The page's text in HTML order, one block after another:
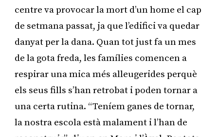
centre va provocar la mort d’un home el cap
de setmana passat, ja que l’edifici va quedar
danyat per la dana. Quan tot just fa un mes
de la gota freda, les famílies comencen a
respirar una mica més alleugerides perquè
els seus fills s’han retrobat i poden tornar a
una certa rutina. “Teníem ganes de tornar,
la nostra escola està malament i l’han de